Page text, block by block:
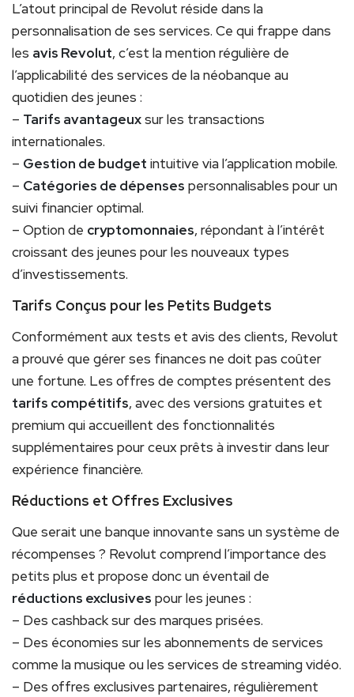
L’atout principal de Revolut réside dans la
personnalisation de ses services. Ce qui frappe dans
les avis Revolut, c’est la mention régulière de
l’applicabilité des services de la néobanque au
quotidien des jeunes :
– Tarifs avantageuxsur les transactions
internationales.
– Gestion de budget intuitive via l’application mobile.
– Catégories de dépenses personnalisables pour un
suivi financier optimal.
– Option de cryptomonnaies, répondant à l’intérêt
croissant des jeunes pour les nouveaux types
d’investissements.
Tarifs Conçus pour les Petits Budgets
Conformément aux tests et avis des clients, Revolut
a prouvé que gérer ses finances ne doit pas coûter
une fortune. Les offres de comptes présentent des
tarifs compétitifs, avec des versions gratuites et
premium qui accueillent des fonctionnalités
supplémentaires pour ceux prêts à investir dans leur
expérience financière.
Réductions et Offres Exclusives
Que serait une banque innovante sans un système de
récompenses ? Revolut comprend l’importance des
petits plus et propose donc un éventail de
réductions exclusives pour les jeunes :
– Des cashback sur des marques prisées.
– Des économies sur les abonnements de services
comme la musique ou les services de streaming vidéo.
– Des offres exclusives partenaires, régulièrement